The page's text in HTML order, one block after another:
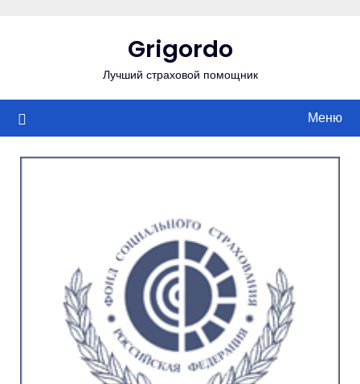
Grigordo
Лучший страховой помощник
Меню